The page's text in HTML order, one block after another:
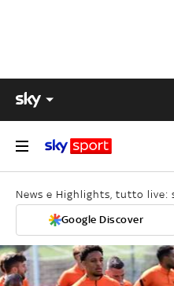
News e Highlights, tutto live:
Google Discover